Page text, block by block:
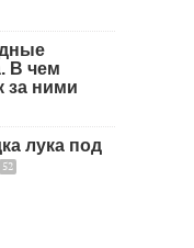
В чем
за ними
лука под
52